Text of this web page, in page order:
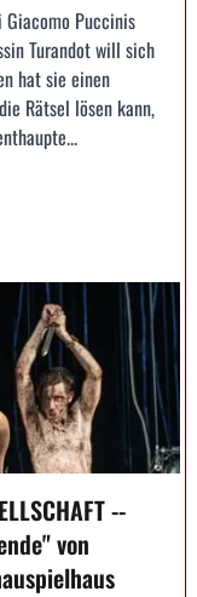
Puccinis
Turandot will sich
hat sie einen
Rätsel lösen kann,
--
von